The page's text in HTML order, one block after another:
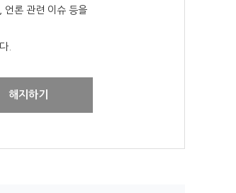
언론 관련 이슈 등을
.
해지하기